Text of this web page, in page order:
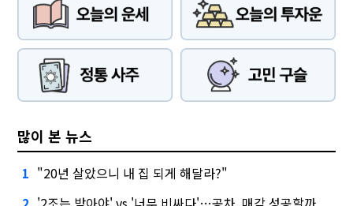
많이 본 뉴스
1 "20년 살았으니 내 집 되게 해달라?"